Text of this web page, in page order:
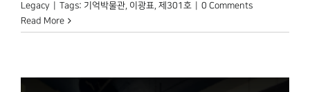
Legacy
Tags: 기억박물관, 이광표, 제301호
0 Comments
Read More